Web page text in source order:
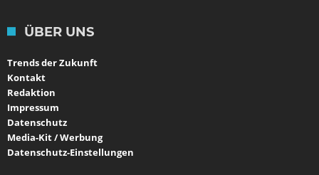
ÜBER UNS
Trends der Zukunft
Kontakt
Redaktion
Impressum
Datenschutz
Media-Kit / Werbung
Datenschutz-Einstellungen